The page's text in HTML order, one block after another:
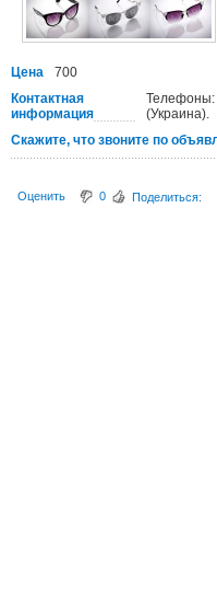
Цена
700
Контактная
информация
Телефоны:
(Украина).
Скажите, что звоните по
Оценить
0 Поделиться: